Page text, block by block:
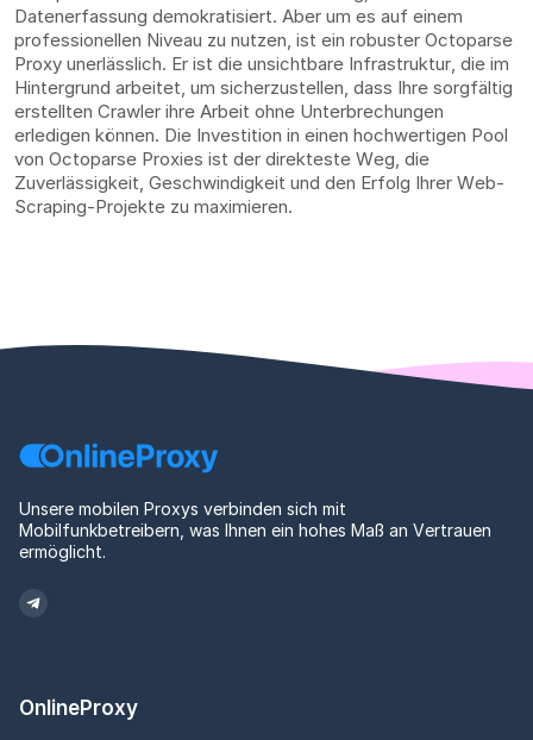
Datenerfassung demokratisiert. Aber um es auf einem
professionellen Niveau zu nutzen, ist ein robuster Octoparse
Proxy unerlässlich. Er ist die unsichtbare Infrastruktur, die im
Hintergrund arbeitet, um sicherzustellen, dass Ihre sorgfältig
erstellten Crawler ihre Arbeit ohne Unterbrechungen
erledigen können. Die Investition in einen hochwertigen Pool
von Octoparse Proxies ist der direkteste Weg, die
Zuverlässigkeit, Geschwindigkeit und den Erfolg Ihrer Web-
Scraping-Projekte zu maximieren.
Unsere mobilen Proxys verbinden sich mit
Mobilfunkbetreibern, was Ihnen ein hohes Maß an Vertrauen
ermöglicht.
OnlineProxy